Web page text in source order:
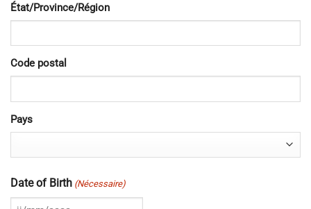
État/Province/Région
Code postal
Pays
Date of Birth (Nécessaire)